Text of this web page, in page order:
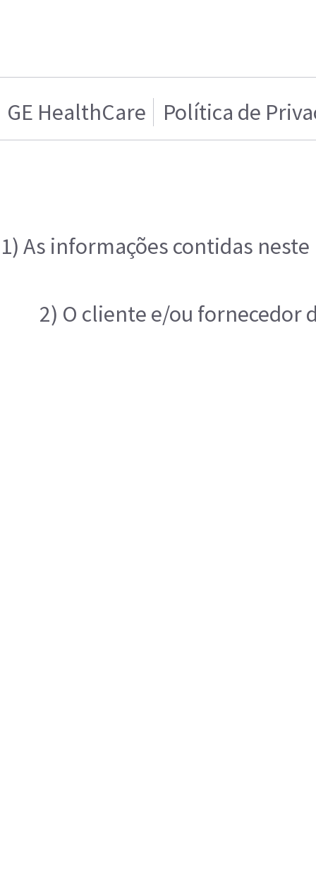
GE HealthCare Política de
1) As informações contidas
2) O cliente e/ou fornecedor